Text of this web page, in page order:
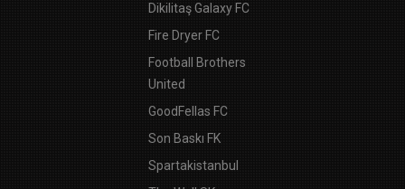
Dikilitaş Galaxy FC
Fire Dryer FC
Football Brothers
United
GoodFellas FC
Son Baskı FK
Spartakistanbul